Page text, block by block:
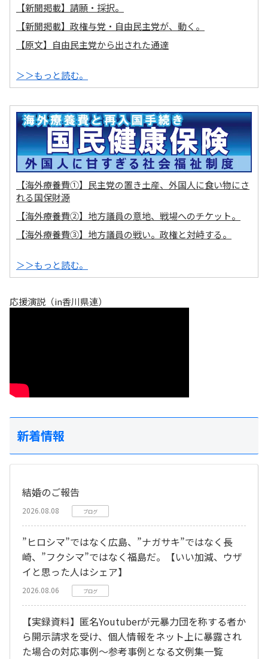
【新聞掲載】請願・採択。
【新聞掲載】政権与党・自由民主党が、動く。
【原文】自由民主党から出された通達
＞＞もっと読む。
【海外療養費①】民主党の置き土産、外国人に食い物にさ
れる国保財源
【海外療養費②】地方議員の意地、戦場へのチケット。
【海外療養費③】地方議員の戦い。政権と対峙する。
＞＞もっと読む。
応援演説（in香川県連）
新着情報
結婚のご報告
2026.08.08 ブログ
”ヒロシマ”ではなく広島、”ナガサキ”ではなく長
崎、”フクシマ”ではなく福島だ。【いい加減、ウザ
イと思った人はシェア】
2026.08.06 ブログ
【実録資料】匿名Youtuberが元暴力団を称する者か
ら開示請求を受け、個人情報をネット上に暴露され
た場合の対応事例～参考事例となる文例集一覧